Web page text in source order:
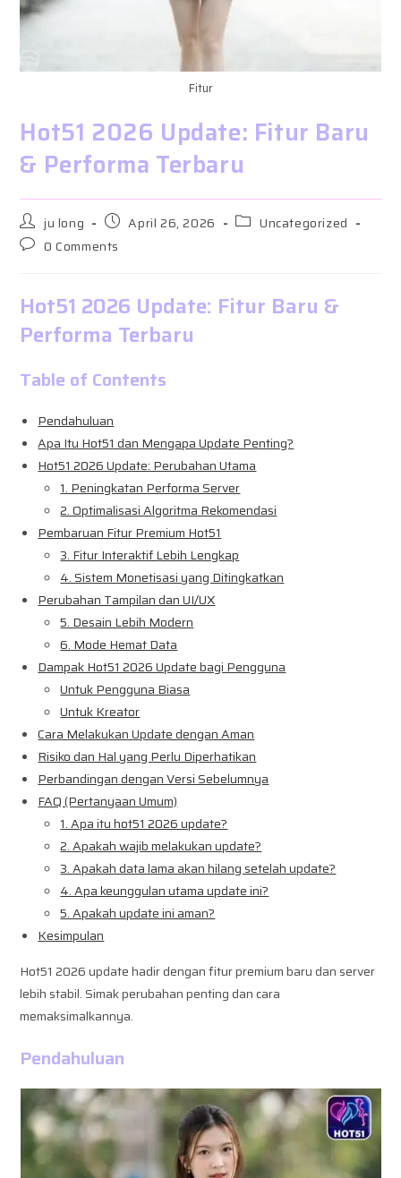
Fitur
Hot51 2026 Update: Fitur Baru
& Performa Terbaru
Post
author:
ju long
Post
published:
April 26, 2026
PostUncategorized
Post0 Comments
Hot51 2026 Update: Fitur Baru &
Performa Terbaru
Table of Contents
Pendahuluan
Apa Itu Hot51 dan Mengapa Update Penting?
Hot51 2026 Update: Perubahan Utama
1. Peningkatan Performa Server
2. Optimalisasi Algoritma Rekomendasi
Pembaruan Fitur Premium Hot51
3. Fitur Interaktif Lebih Lengkap
4. Sistem Monetisasi yang Ditingkatkan
Perubahan Tampilan dan UI/UX
5. Desain Lebih Modern
6. Mode Hemat Data
Dampak Hot51 2026 Update bagi Pengguna
Untuk Pengguna Biasa
Untuk Kreator
Cara Melakukan Update dengan Aman
Risiko dan Hal yang Perlu Diperhatikan
Perbandingan dengan Versi Sebelumnya
FAQ (Pertanyaan Umum)
1. Apa itu hot51 2026 update?
2. Apakah wajib melakukan update?
3. Apakah data lama akan hilang setelah update?
4. Apa keunggulan utama update ini?
5. Apakah update ini aman?
Kesimpulan
Hot51 2026 update hadir dengan fitur premium baru dan server
lebih stabil. Simak perubahan penting dan cara
memaksimalkannya.
Pendahuluan